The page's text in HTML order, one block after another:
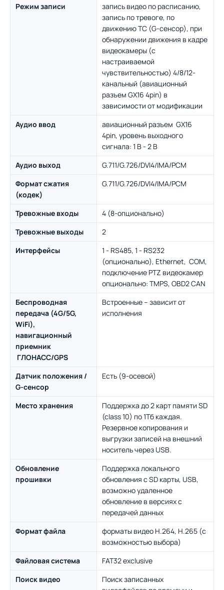
Режим записи
запись видео по расписанию,
запись по тревоге, по
движению ТС (G-сенсор), при
обнаружении движения в кадре
видеокамеры (с
настраиваемой
чувствительностью) 4/8/12-
канальный (авиационный
разъем GX16 4pin) в
зависимости от модификации
Аудио ввод
авиационный разъем GX16
4pin, уровень выходного
сигнала: 1 В - 2 В
Аудио выход
G.711/G.726/DVI4/IMA/PCM
Формат сжатия
(кодек)
G.711/G.726/DVI4/IMA/PCM
Тревожные входы
4 (8-опционально)
Тревожные выходы
2
Интерфейсы
1 - RS485, 1 - RS232
(опционально), Ethernet, COM,
подключение PTZ видеокамер
опционально: TMPS, OBD2 CAN
Беспроводная
передача (4G/5G,
WiFi),
навигационный
приемник
ГЛОНАСС/GPS
Встроенные – зависит от
исполнения
Датчик положения /
G-сенсор
Есть (9-осевой)
Место хранения
Поддержка до 2 карт памяти SD
(class 10) по 1Тб каждая.
Резервное копирования и
выгрузки записей на внешний
носитель через USB.
Обновление
прошивки
Поддержка локального
обновления с SD карты, USB,
возможно удаленное
обновление в версиях с
передачей данных
Формат файла
форматы видео H.264, H.265 (с
возможностью выбора)
Файловая система
FAT32 exclusive
Поиск видео
Поиск записанных